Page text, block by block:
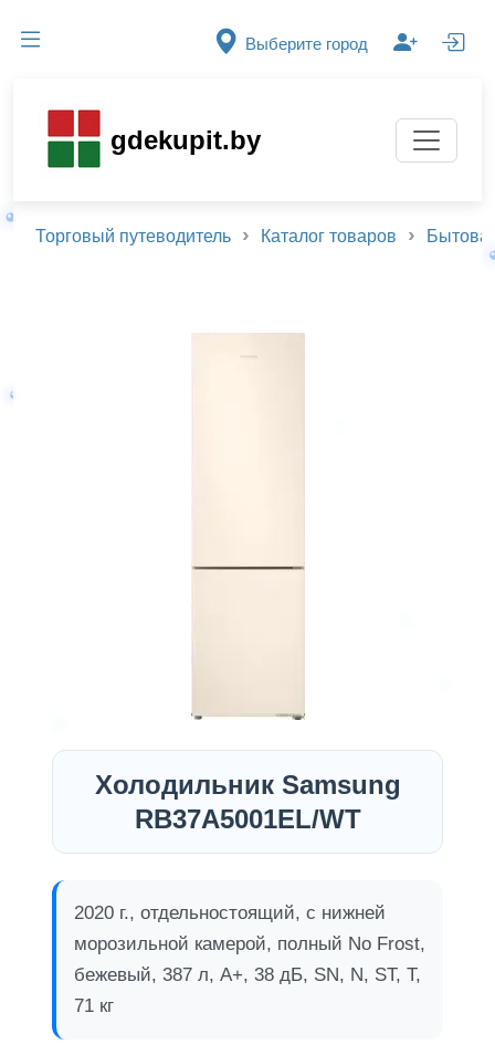
Выберите город
gdekupit.by
Торговый путеводитель Каталог товаров
Холодильник Samsung
RB37A5001EL/WT
2020 г., отдельностоящий, с нижней
морозильной камерой, полный No Frost,
бежевый, 387 л, A+, 38 дБ, SN, N, ST, T,
71 кг